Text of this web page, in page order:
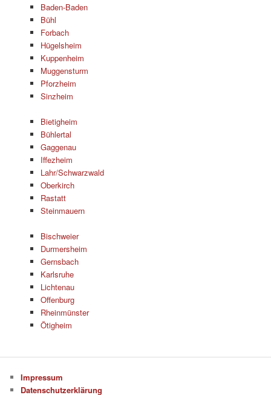
Baden-Baden
Bühl
Forbach
Hügelsheim
Kuppenheim
Muggensturm
Pforzheim
Sinzheim
Bietigheim
Bühlertal
Gaggenau
Iffezheim
Lahr/Schwarzwald
Oberkirch
Rastatt
Steinmauern
Bischweier
Durmersheim
Gernsbach
Karlsruhe
Lichtenau
Offenburg
Rheinmünster
Ötigheim
Impressum
Datenschutzerklärung